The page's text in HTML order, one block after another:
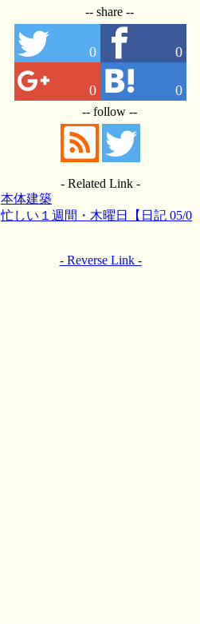
-- share --
0 0
0 0
-- follow --
- Related Link -
本体建築
忙しい１週間・木曜日【日記 05/0
- Reverse Link -